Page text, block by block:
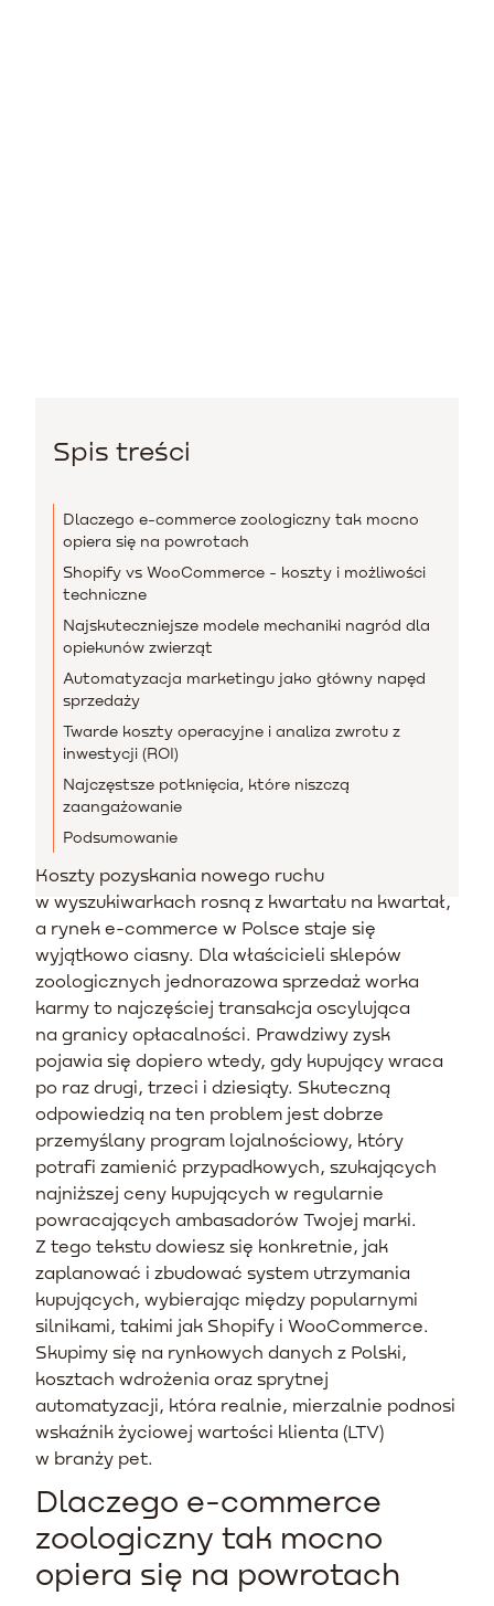
Spis treści
Dlaczego e-commerce zoologiczny tak mocno
opiera się na powrotach
Shopify vs WooCommerce - koszty i możliwości
techniczne
Najskuteczniejsze modele mechaniki nagród dla
opiekunów zwierząt
Automatyzacja marketingu jako główny napęd
sprzedaży
Twarde koszty operacyjne i analiza zwrotu z
inwestycji (ROI)
Najczęstsze potknięcia, które niszczą
zaangażowanie
Podsumowanie
Koszty pozyskania nowego ruchu
w wyszukiwarkach rosną z kwartału na kwartał,
a rynek e-commerce w Polsce staje się
wyjątkowo ciasny. Dla właścicieli sklepów
zoologicznych jednorazowa sprzedaż worka
karmy to najczęściej transakcja oscylująca
na granicy opłacalności. Prawdziwy zysk
pojawia się dopiero wtedy, gdy kupujący wraca
po raz drugi, trzeci i dziesiąty. Skuteczną
odpowiedzią na ten problem jest dobrze
przemyślany program lojalnościowy, który
potrafi zamienić przypadkowych, szukających
najniższej ceny kupujących w regularnie
powracających ambasadorów Twojej marki.
Z tego tekstu dowiesz się konkretnie, jak
zaplanować i zbudować system utrzymania
kupujących, wybierając między popularnymi
silnikami, takimi jak Shopify i WooCommerce.
Skupimy się na rynkowych danych z Polski,
kosztach wdrożenia oraz sprytnej
automatyzacji, która realnie, mierzalnie podnosi
wskaźnik życiowej wartości klienta (LTV)
w branży pet.
Dlaczego e-commerce
zoologiczny tak mocno
opiera się na powrotach